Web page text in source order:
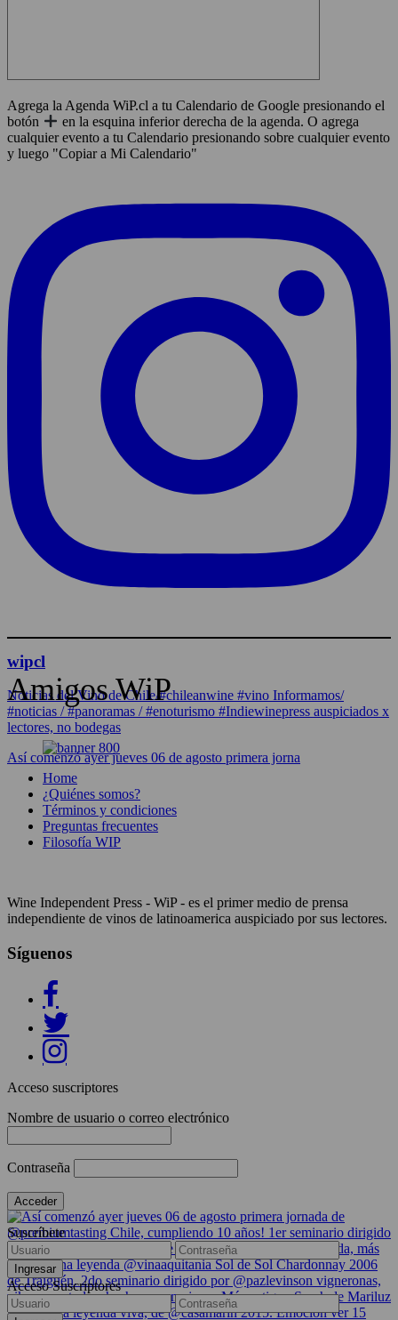
Agrega la Agenda WiP.cl a tu Calendario de Google presionando el
botón
en la esquina inferior derecha de la agenda. O agrega
cualquier evento a tu Calendario presionando sobre cualquier evento
y luego "Copiar a Mi Calendario"
wipcl
Noticias del Vino de Chile/#chileanwine #vino Informamos/
#noticias / #panoramas / #enoturismo #Indiewinepress auspiciados x
lectores, no bodegas
Así comenzó ayer jueves 06 de agosto primera jorna
Amigos WiP
Home
¿Quiénes somos?
Términos y condiciones
Preguntas frecuentes
Filosofía WIP
Wine Independent Press - WiP - es el primer medio de prensa
independiente de vinos de latinoamerica auspiciado por sus lectores.
Síguenos
Acceso suscriptores
Nombre de usuario o correo electrónico
Contraseña
Suscríbete
Acceso Suscriptores